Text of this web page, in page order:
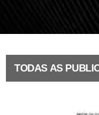
TODAS AS